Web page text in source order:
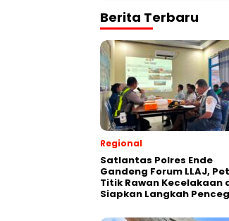
Berita Terbaru
Regional
Satlantas Polres Ende
Gandeng Forum LLAJ,
Titik Rawan Kecelakaan
Siapkan Langkah